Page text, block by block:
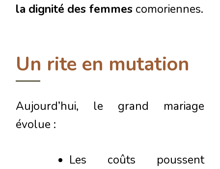
la dignité des femmes comoriennes.
Un rite en mutation
Aujourd’hui, le grand mariage
évolue :
Les coûts poussent